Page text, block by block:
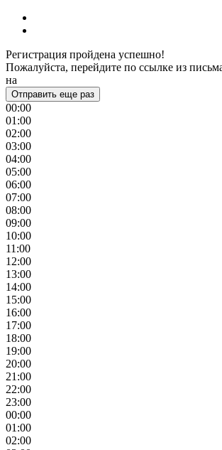
Регистрация пройдена успешно!
Пожалуйста, перейдите по ссылке из
на
Отправить еще раз
00:00
01:00
02:00
03:00
04:00
05:00
06:00
07:00
08:00
09:00
10:00
11:00
12:00
13:00
14:00
15:00
16:00
17:00
18:00
19:00
20:00
21:00
22:00
23:00
00:00
01:00
02:00